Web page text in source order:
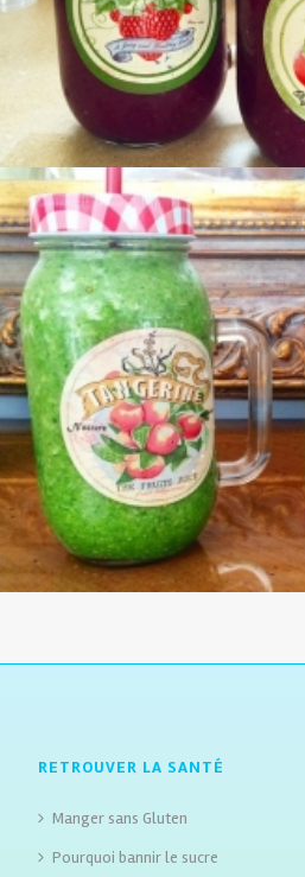
RETROUVER LA SANTÉ
Manger sans Gluten
Pourquoi bannir le sucre